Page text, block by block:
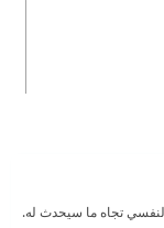
تجاه ما سيحدث له.